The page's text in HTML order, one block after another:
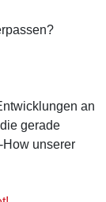
an
gerade
unserer